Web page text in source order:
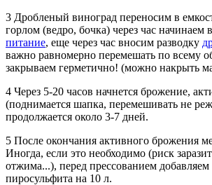
3 Дробленый виноград переносим в
горлом (ведро, бочка) через час начинаем
питание, еще через час вносим разводку
важно равномерно перемешать по всему
закрываем герметично! (можно накрыть
4 Через 5-20 часов начнется брожение,
(поднимается шапка, перемешивать не
продолжается около 3-7 дней.
5 После окончания активного брожения
Иногда, если это необходимо (риск
отжима...), перед прессованием добавляем
пиросульфита на 10 л.